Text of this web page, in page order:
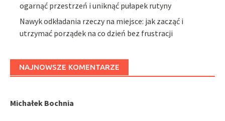
ogarnąć przestrzeń i uniknąć pułapek rutyny
Nawyk odkładania rzeczy na miejsce: jak zacząć i
utrzymać porządek na co dzień bez frustracji
NAJNOWSZE KOMENTARZE
Michałek Bochnia